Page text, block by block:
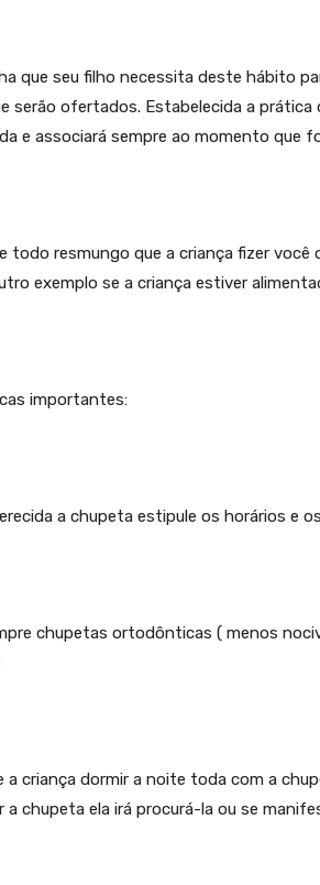
que seu filho necessita deste hábito
serão ofertados. Estabelecida a
e associará sempre ao momento que
todo resmungo que a criança fizer
exemplo se a criança estiver
importantes:
a chupeta estipule os horários e
chupetas ortodônticas ( menos
a criança dormir a noite toda com a
a chupeta ela irá procurá-la ou se